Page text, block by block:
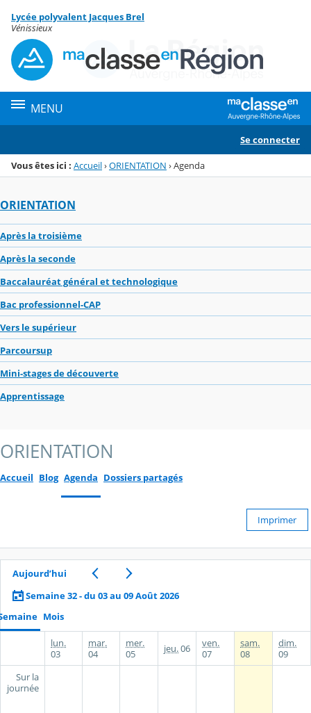
Menu de la rubrique
Contenu
Lycée polyvalent Jacques Brel
Vénissieux
MENU
Se connecter
Vous êtes ici : Accueil›ORIENTATION ›Agenda
ORIENTATION
Après la troisième
Après la seconde
Baccalauréat général et technologique
Bac professionnel-CAP
Vers le supérieur
Parcoursup
Mini-stages de découverte
Apprentissage
ORIENTATION
Accueil Blog Agenda Dossiers partagés
Imprimer
Aujourd’hui
Semaine 32 - du 03 au 09 Août 2026
Mois
lun.
03
mar.
04
mer.
05
jeu.06
ven.
07
sam.
08
dim.
09
Sur la
journée